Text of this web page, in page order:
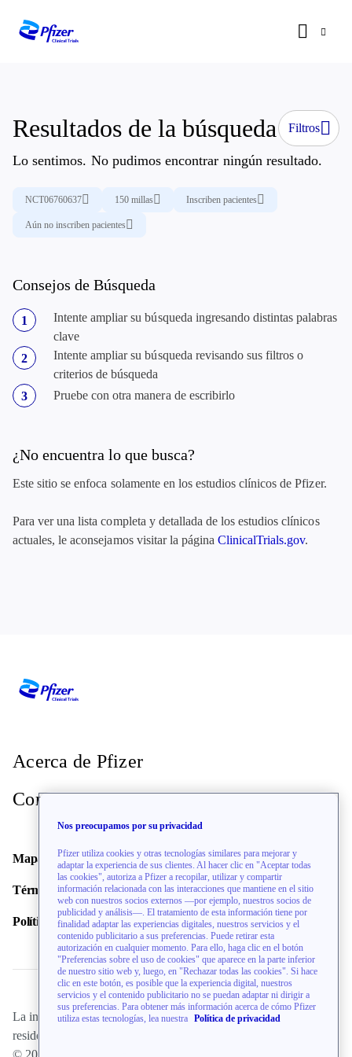
Resultados de la búsqueda Filtros
Lo sentimos. No pudimos encontrar ningún resultado.
NCT06760637 150 millas Inscriben pacientes
Aún no inscriben pacientes
Consejos de Búsqueda
Intente ampliar su búsqueda ingresando distintas palabras
clave
Intente ampliar su búsqueda revisando sus filtros o
criterios de búsqueda
Pruebe con otra manera de escribirlo
¿No encuentra lo que busca?
Este sitio se enfoca solamente en los estudios clínicos de Pfizer.
Para ver una lista completa y detallada de los estudios clínicos
actuales, le aconsejamos visitar la páginaClinicalTrials.gov.
Acerca de Pfizer
Contacto
Mapa del sitio
Términos de uso
Política de privacidad
La información de este sitio web está dirigida únicamente a
residentes de los EE. UU.
Nos preocupamos por su privacidad
Pfizer utiliza cookies y otras tecnologías similares para mejorar y
adaptar la experiencia de sus clientes. Al hacer clic en "Aceptar todas
las cookies", autoriza a Pfizer a recopilar, utilizar y compartir
información relacionada con las interacciones que mantiene en el sitio
web con nuestros socios externos —por ejemplo, nuestros socios de
publicidad y análisis—. El tratamiento de esta información tiene por
finalidad adaptar las experiencias digitales, nuestros servicios y el
contenido publicitario a sus preferencias. Puede retirar esta
autorización en cualquier momento. Para ello, haga clic en el botón
"Preferencias sobre el uso de cookies" que aparece en la parte inferior
de nuestro sitio web y, luego, en "Rechazar todas las cookies". Si hace
clic en este botón, es posible que la experiencia digital, nuestros
servicios y el contenido publicitario no se puedan adaptar ni dirigir a
sus preferencias. Para obtener más información acerca de cómo Pfizer
utiliza estas tecnologías, lea nuestra Política de privacidad